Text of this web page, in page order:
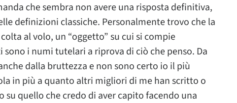
che sembra non avere una risposta definitiva,
definizioni classiche. Personalmente trovo che la
al volo, un “oggetto” su cui si compie
i numi tutelari a riprova di ciò che penso. Da
dalla bruttezza e non sono certo io il più
in più a quanto altri migliori di me han scritto o
quello che credo di aver capito facendo una